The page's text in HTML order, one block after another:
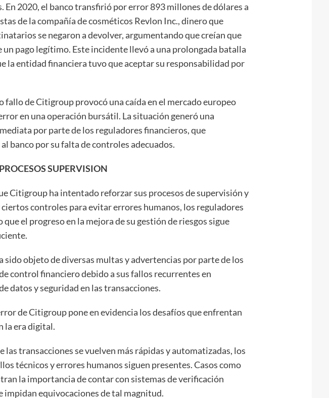
En 2020, el banco transfirió por error 893 millones de dólares a
de la compañía de cosméticos Revlon Inc., dinero que
se negaron a devolver, argumentando que creían que
un pago legítimo. Este incidente llevó a una prolongada batalla
la entidad financiera tuvo que aceptar su responsabilidad por
fallo de Citigroup provocó una caída en el mercado europeo
en una operación bursátil. La situación generó una
por parte de los reguladores financieros, que
banco por su falta de controles adecuados.
SUPERVISION
Citigroup ha intentado reforzar sus procesos de supervisión y
controles para evitar errores humanos, los reguladores
que el progreso en la mejora de su gestión de riesgos sigue
sido objeto de diversas multas y advertencias por parte de los
control financiero debido a sus fallos recurrentes en
datos y seguridad en las transacciones.
de Citigroup pone en evidencia los desafíos que enfrentan
la era digital.
las transacciones se vuelven más rápidas y automatizadas, los
técnicos y errores humanos siguen presentes. Casos como
la importancia de contar con sistemas de verificación
impidan equivocaciones de tal magnitud.